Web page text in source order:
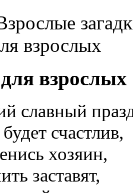
взрослых
взрослых
славный
счастлив,
хозяин,
заставят,